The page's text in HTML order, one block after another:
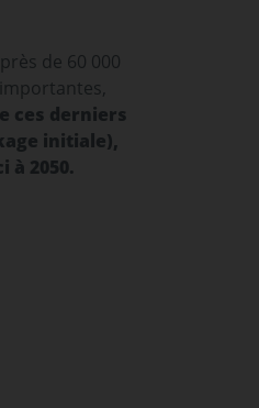
de 60 000
ces derniers
initiale),
à 2050.